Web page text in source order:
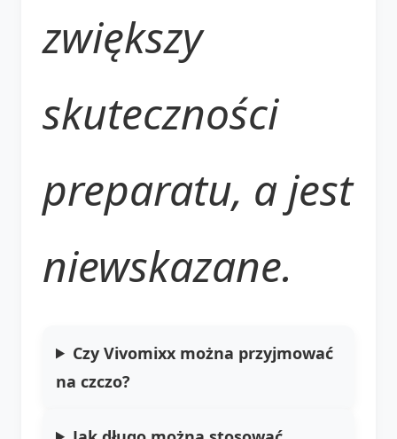
zwiększy
skuteczności
preparatu, a jest
niewskazane.
Czy Vivomixx można przyjmować
na czczo?